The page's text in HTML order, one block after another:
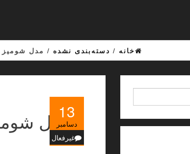
خانه / دسته‌بندی نشده / مدل شومیز
13
دسامبر
غیرفعال
مدل